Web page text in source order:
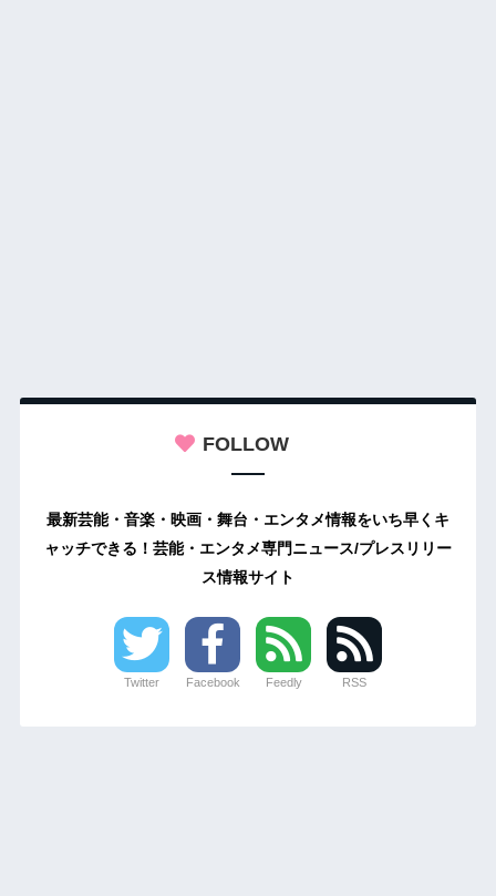
FOLLOW
最新芸能・音楽・映画・舞台・エンタメ情報をいち早くキ
ャッチできる！芸能・エンタメ専門ニュース/プレスリリー
ス情報サイト
Twitter Facebook Feedly RSS